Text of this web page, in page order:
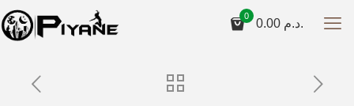
0
0.00 د.م.